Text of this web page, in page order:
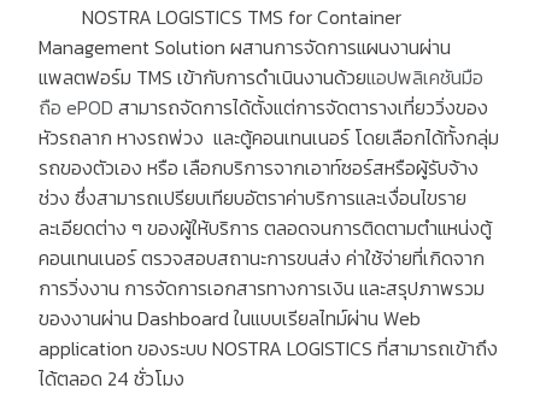
NOSTRA LOGISTICS TMS for Container
Management Solutionผสานการจัดการแผนงานผ่าน
แพลตฟอร์ม TMSเข้ากับการดำเนินงานด้วยแอปพลิเคชันมือ
ถือ ePOD สามารถจัดการได้ตั้งแต่การจัดตารางเที่ยววิ่งของ
หัวรถลาก หางรถพ่วง และตู้คอนเทนเนอร์ โดยเลือกได้ทั้งกลุ่ม
รถของตัวเอง หรือ เลือกบริการจากเอาท์ซอร์สหรือผู้รับจ้าง
ช่วง ซึ่งสามารถเปรียบเทียบอัตราค่าบริการและเงื่อนไขราย
ละเอียดต่าง ๆ ของผู้ให้บริการ ตลอดจนการติดตามตำแหน่งตู้
คอนเทนเนอร์ ตรวจสอบสถานะการขนส่ง ค่าใช้จ่ายที่เกิดจาก
การวิ่งงาน การจัดการเอกสารทางการเงิน และสรุปภาพรวม
ของงานผ่าน Dashboardในแบบเรียลไทม์ผ่าน Web
applicationของระบบ NOSTRA LOGISTICSที่สามารถเข้าถึง
ได้ตลอด 24ชั่วโมง